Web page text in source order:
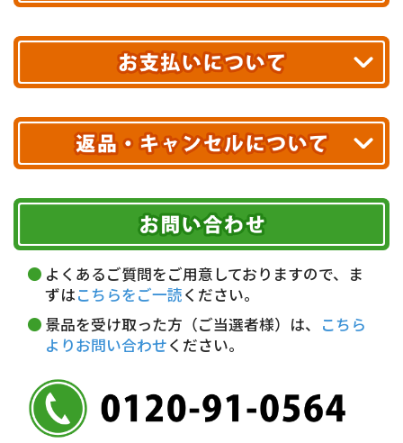
あす着エリアが対象です。
エリアやお届け日の確認はこちら▶
※ 配送業者による配送遅延が生じる可能性がございます。
※ 沖縄・離島はお届けできません。
送料無料!
10,000円未満 全国一律1,100円(税込)
配送業者
ヤマト運輸
お届け可能時間帯
午前中 14～16時
16～18時
18～20時
19～21時 指定なし
クレジットカード
代金引換(現金のみ)
5,000円未満…330円(税込)
銀行振込(前払い)
普通 7263489
＜口座名＞ カ）ディースタイル
期限を含むルール（条件）や、お客様にご負担い
ただく費用がございます。
詳しくはこちら▶
よくあるご質問をご用意しておりますので、ま
ずはこちらをご一読ください。
景品を受け取った方（ご当選者様）は、 こちら
よりお問い合わせください。